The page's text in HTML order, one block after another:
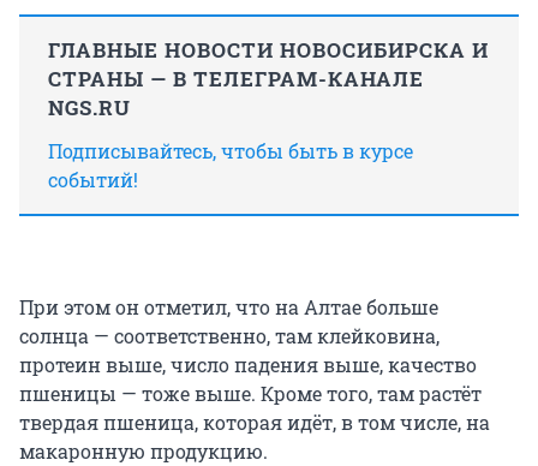
ГЛАВНЫЕ НОВОСТИ НОВОСИБИРСКА И
СТРАНЫ — В ТЕЛЕГРАМ-КАНАЛЕ
NGS.RU
Подписывайтесь, чтобы быть в курсе
событий!
При этом он отметил, что на Алтае больше
солнца — соответственно, там клейковина,
протеин выше, число падения выше, качество
пшеницы — тоже выше. Кроме того, там растёт
твердая пшеница, которая идёт, в том числе, на
макаронную продукцию.